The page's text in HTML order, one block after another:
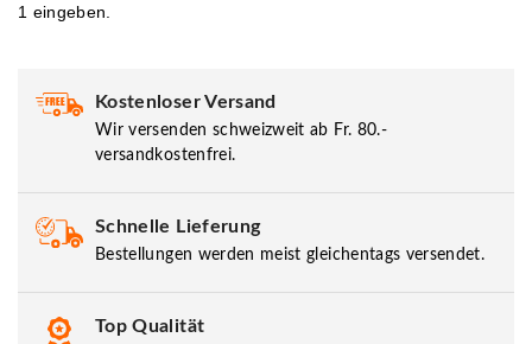
1 eingeben.
Kostenloser Versand
Wir versenden schweizweit ab Fr. 80.-
versandkostenfrei.
Schnelle Lieferung
Bestellungen werden meist gleichentags versendet.
Top Qualität